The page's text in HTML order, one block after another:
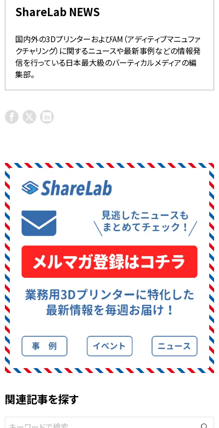
ShareLab NEWS
国内外の3DプリンターおよびAM（アディティブマニュファ
クチャリング）に関するニュースや最新事例などの情報発
信を行っている日本最大級のバーティカルメディアの編
集部。
関連記事を探す